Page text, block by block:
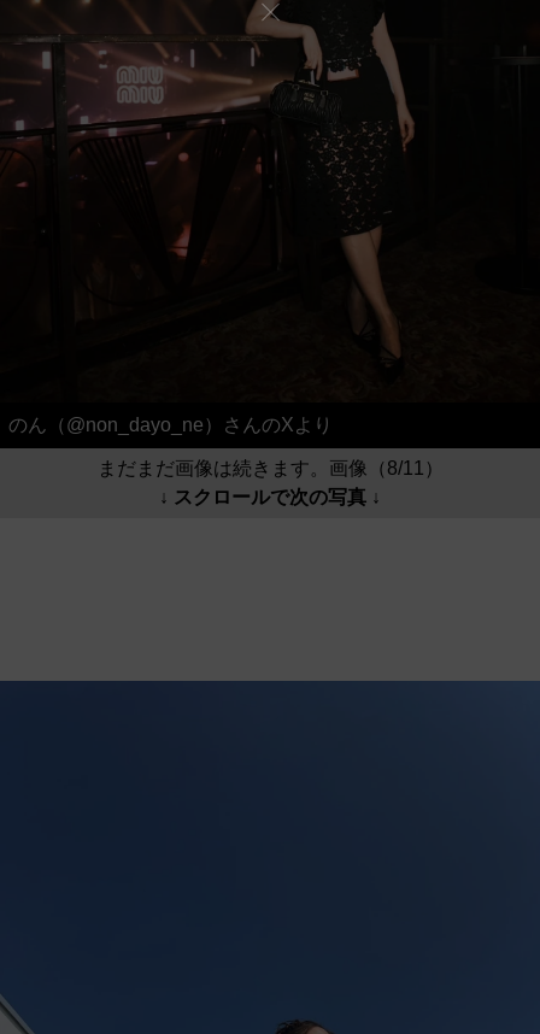
のん（@non_dayo_ne）さんのXより
まだまだ画像は続きます。画像（8/11）
↓ スクロールで次の写真 ↓